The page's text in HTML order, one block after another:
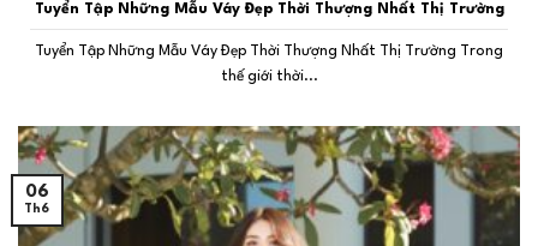
Tuyển Tập Những Mẫu Váy Đẹp Thời Thượng Nhất Thị Trường
Tuyển Tập Những Mẫu Váy Đẹp Thời Thượng Nhất Thị Trường Trong
thế giới thời...
06
Th6